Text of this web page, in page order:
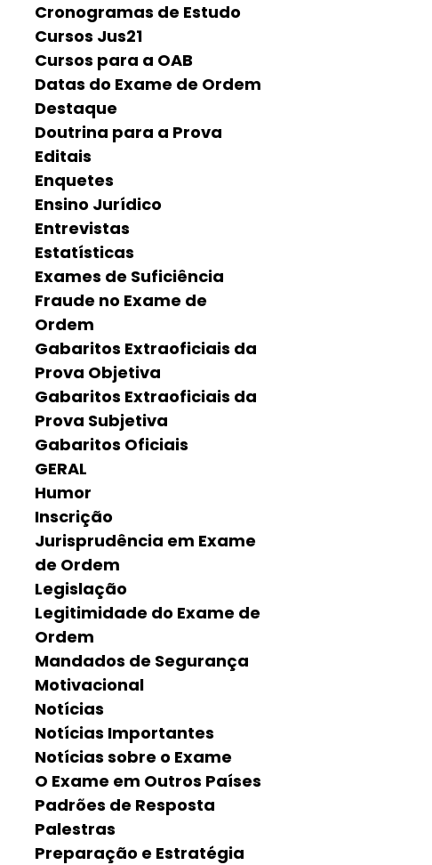
Cronogramas de Estudo
Cursos Jus21
Cursos para a OAB
Datas do Exame de Ordem
Destaque
Doutrina para a Prova
Editais
Enquetes
Ensino Jurídico
Entrevistas
Estatísticas
Exames de Suficiência
Fraude no Exame de
Ordem
Gabaritos Extraoficiais da
Prova Objetiva
Gabaritos Extraoficiais da
Prova Subjetiva
Gabaritos Oficiais
GERAL
Humor
Inscrição
Jurisprudência em Exame
de Ordem
Legislação
Legitimidade do Exame de
Ordem
Mandados de Segurança
Motivacional
Notícias
Notícias Importantes
Notícias sobre o Exame
O Exame em Outros Países
Padrões de Resposta
Palestras
Preparação e Estratégia